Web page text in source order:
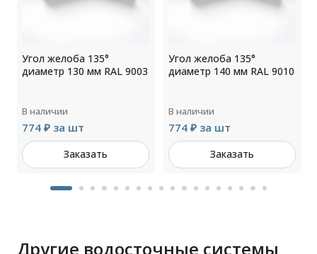
Угол желоба 135°
диаметр 130 мм RAL 9003
В наличии
774 ₽ за шт
Заказать
Угол желоба 135°
диаметр 140 мм RAL 9010
В наличии
774 ₽ за шт
Заказать
Другие водосточные системы